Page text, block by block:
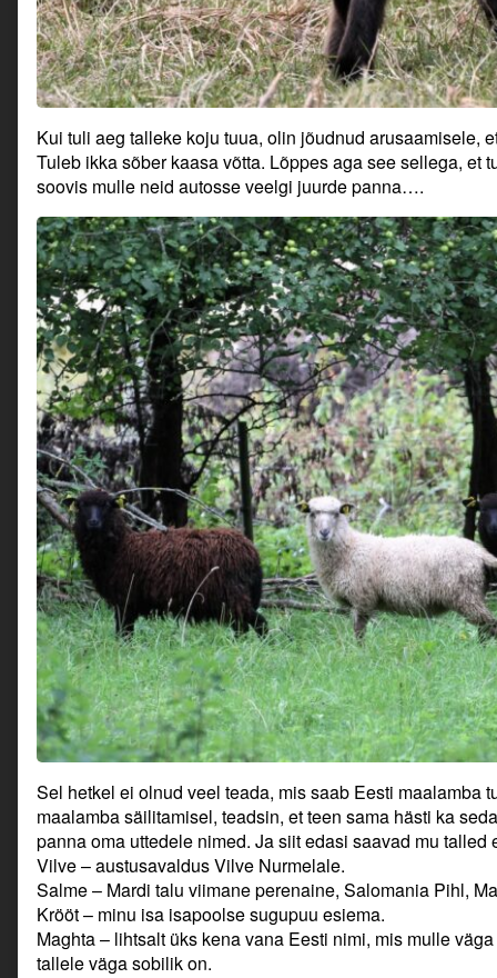
Kui tuli aeg talleke koju tuua, olin jõudnud arusaamisele,
Tuleb ikka sõber kaasa võtta. Lõppes aga see sellega, et
soovis mulle neid autosse veelgi juurde panna….
Sel hetkel ei olnud veel teada, mis saab Eesti maalamba
maalamba säilitamisel, teadsin, et teen sama hästi ka
panna oma uttedele nimed. Ja siit edasi saavad mu
Vilve – austusavaldus Vilve Nurmelale.
Salme – Mardi talu viimane perenaine, Salomania Pihl,
Krööt – minu isa isapoolse sugupuu esiema.
Maghta – lihtsalt üks kena vana Eesti nimi, mis mulle
tallele väga sobilik on.